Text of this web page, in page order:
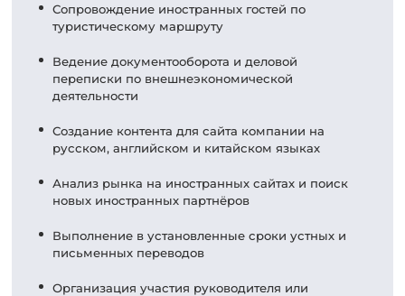
Сопровождение иностранных гостей по
туристическому маршруту
Ведение документооборота и деловой
переписки по внешнеэкономической
деятельности
Создание контента для сайта компании на
русском, английском и китайском языках
Анализ рынка на иностранных сайтах и поиск
новых иностранных партнёров
Выполнение в установленные сроки устных и
письменных переводов
Организация участия руководителя или